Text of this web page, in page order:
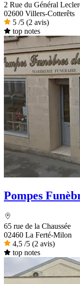
2 Rue du Général
02600 Villers-Cotterêts
5 /5 (2 avis)
top notes
Pompes
65 rue de la Chaussée
02460 La Ferté-Milon
4,5 /5 (2 avis)
top notes